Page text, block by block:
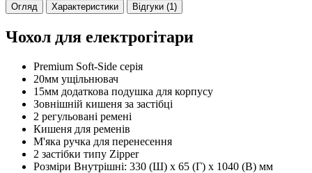
Огляд Характеристики Відгуки (1)
Чохол для електрогітари
Premium Soft-Side серія
20мм ущільнювач
15мм додаткова подушка для корпусу
Зовнішній кишеня за застібці
2 регульовані ремені
Кишеня для ременів
М'яка ручка для перенесення
2 застібки типу Zipper
Розміри Внутрішні: 330 (Ш) х 65 (Г) х 1040 (В) мм